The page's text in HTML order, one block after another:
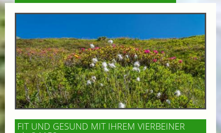
FIT UND GESUND MIT IHREM VIERBEINER